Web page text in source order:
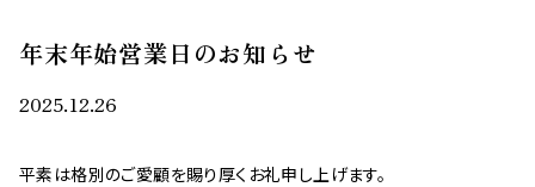
年末年始営業日のお知らせ
2025.12.26
平素は格別のご愛顧を賜り厚くお礼申し上げます。